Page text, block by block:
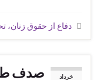
دفاع از حقوق
خرداد صدف